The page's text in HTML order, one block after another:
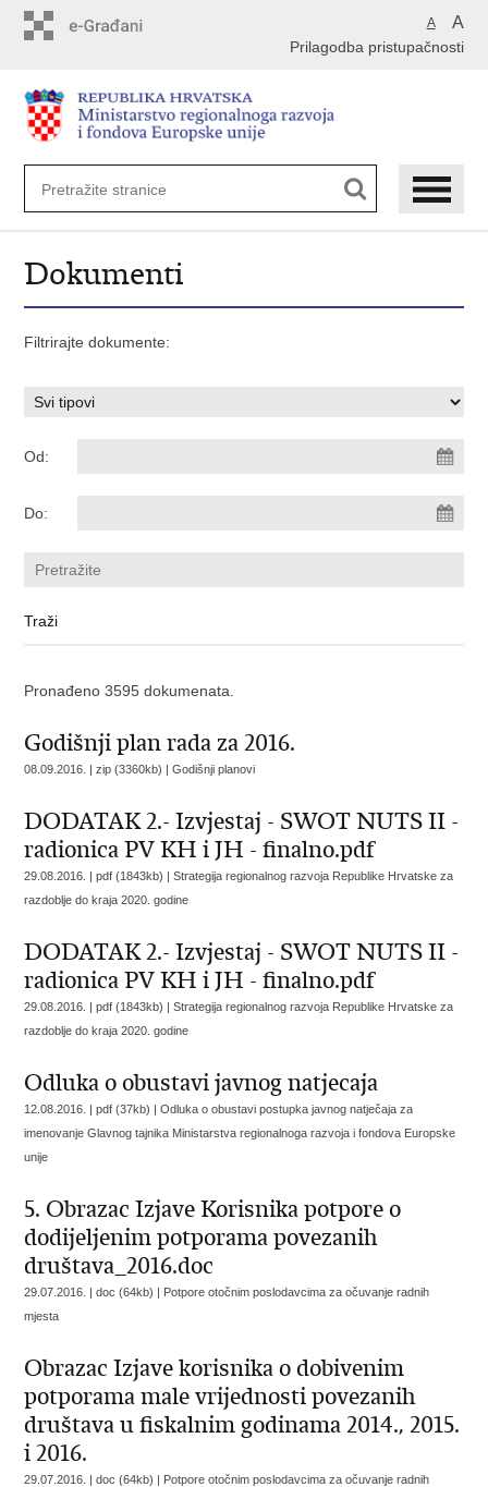
A A
Prilagodba pristupačnosti
Dokumenti
Filtrirajte dokumente:
Od:
Do:
Pronađeno 3595 dokumenata.
Godišnji plan rada za 2016.
08.09.2016. | zip (3360kb) |Godišnji planovi
DODATAK 2.- Izvjestaj - SWOT NUTS II -
radionica PV KH i JH - finalno.pdf
29.08.2016. | pdf (1843kb) |Strategija regionalnog razvoja Republike Hrvatske za
razdoblje do kraja 2020. godine
DODATAK 2.- Izvjestaj - SWOT NUTS II -
radionica PV KH i JH - finalno.pdf
29.08.2016. | pdf (1843kb) |Strategija regionalnog razvoja Republike Hrvatske za
razdoblje do kraja 2020. godine
Odluka o obustavi javnog natjecaja
12.08.2016. | pdf (37kb) |Odluka o obustavi postupka javnog natječaja za
imenovanje Glavnog tajnika Ministarstva regionalnoga razvoja i fondova Europske
unije
5. Obrazac Izjave Korisnika potpore o
dodijeljenim potporama povezanih
društava_2016.doc
29.07.2016. | doc (64kb) | Potpore otočnim poslodavcima za očuvanje radnih
mjesta
Obrazac Izjave korisnika o dobivenim
potporama male vrijednosti povezanih
društava u fiskalnim godinama 2014., 2015.
i 2016.
29.07.2016. | doc (64kb) | Potpore otočnim poslodavcima za očuvanje radnih